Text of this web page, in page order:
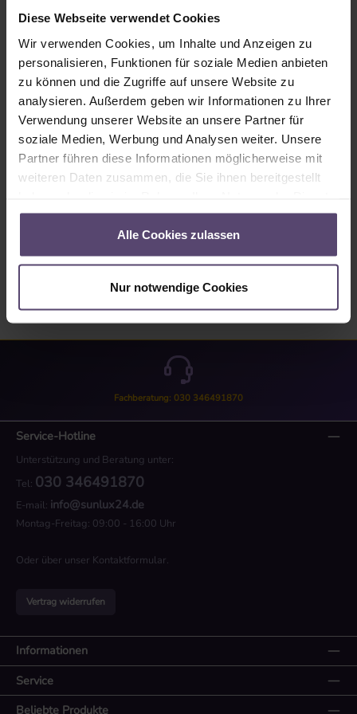
Diese Webseite verwendet Cookies
Wir verwenden Cookies, um Inhalte und Anzeigen zu
personalisieren, Funktionen für soziale Medien anbieten
zu können und die Zugriffe auf unsere Website zu
analysieren. Außerdem geben wir Informationen zu Ihrer
Verwendung unserer Website an unsere Partner für
soziale Medien, Werbung und Analysen weiter. Unsere
Partner führen diese Informationen möglicherweise mit
weiteren Daten zusammen, die Sie ihnen bereitgestellt
gesammelt haben.
Alle Cookies zulassen
Nur notwendige Cookies
Sofort verfügbar, Lieferzeit: 2-5 Tage
Produkt Anzahl: Gib den gewünschten Wert ein oder benutze die Schaltflächen
In den Warenkorb
Produktnummer:MU_PC_8723_PG2
Beschreibung
• Angaben zum Stoff 8723: • 71% Reflexion • 29%
Absorption…Mehr
Bewertungen
Fachberatung: 030 346491870
Service-Hotline
Unterstützung und Beratung unter:
Tel: 030 346491870
E-mail: info@sunlux24.de
Montag-Freitag: 09:00 - 16:00 Uhr
Oder über unser Kontaktformular.
Vertrag widerrufen
Informationen
Service
Beliebte Produkte